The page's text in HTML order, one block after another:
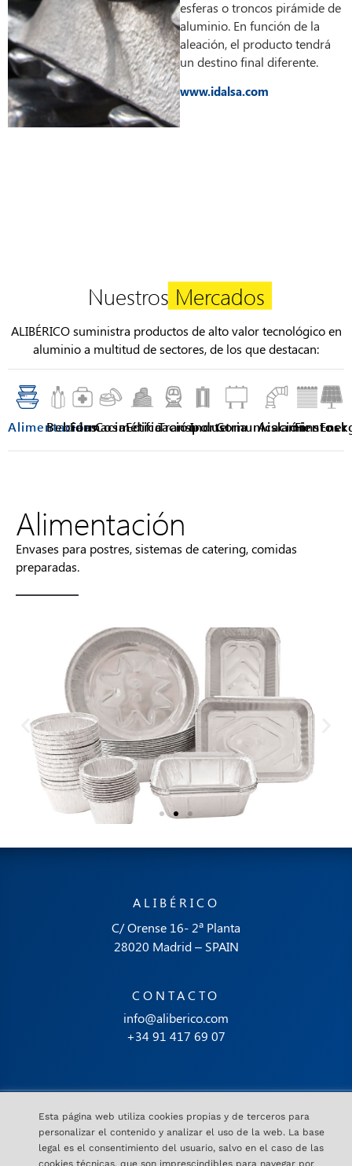
Esta página web utiliza cookies propias y de terceros para
personalizar el contenido y analizar el uso de la web. La base
legal es el consentimiento del usuario, salvo en el caso de las
cookies técnicas, que son imprescindibles para navegar por
esferas o troncos pirámide de
aluminio. En función de la
aleación, el producto tendrá
un destino final diferente.
www.idalsa.com
Nuestros Mercados
ALIBÉRICO suministra productos de alto valor tecnológico en
aluminio a multitud de sectores, de los que destacan:
Alimentación
Bebidas
Farmacia
Cosmética
Edificación
Transporte
Industria
Comunicación
Aislamientos
Finstock
Alimentación
Envases para postres, sistemas de catering, comidas
preparadas.
ALIBÉRICO
C/ Orense 16- 2ª Planta
28020 Madrid – SPAIN
CONTACTO
info@aliberico.com
+34 91 417 69 07
Aviso Legal
Política De Privacidad Cookies Código Conducta